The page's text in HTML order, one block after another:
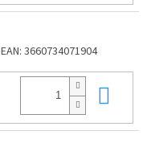
EAN: 3660734071904